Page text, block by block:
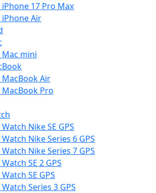
17 Pro Max
Air
Mac mini
MacBook Air
Pro
Nike SE GPS
Nike Series 6 GPS
Nike Series 7 GPS
SE 2 GPS
SE GPS
Series 3 GPS